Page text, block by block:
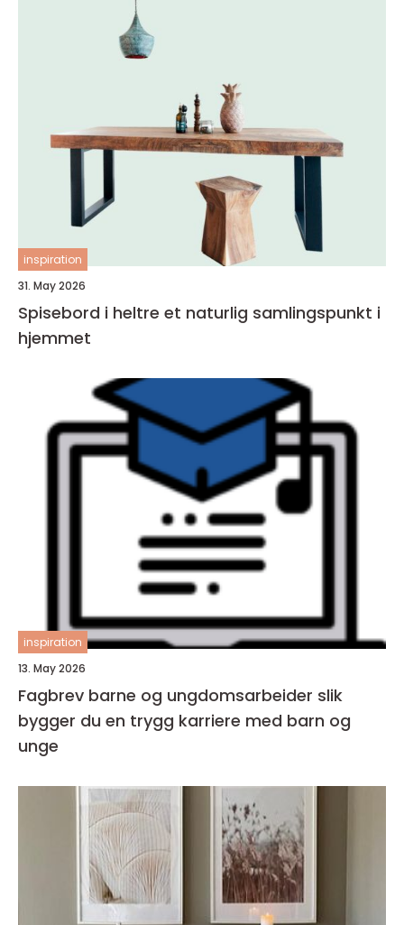
inspiration
31. May 2026
Spisebord i heltre et naturlig samlingspunkt i
hjemmet
inspiration
13. May 2026
Fagbrev barne og ungdomsarbeider slik
bygger du en trygg karriere med barn og
unge